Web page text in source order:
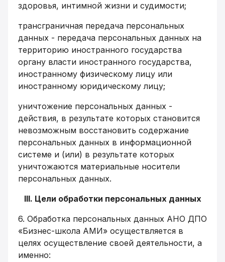
здоровья, интимной жизни и судимости;
трансграничная передача персональных
данных - передача персональных данных на
территорию иностранного государства
органу власти иностранного государства,
иностранному физическому лицу или
иностранному юридическому лицу;
уничтожение персональных данных -
действия, в результате которых становится
невозможным восстановить содержание
персональных данных в информационной
системе и (или) в результате которых
уничтожаются материальные носители
персональных данных.
III. Цели обработки персональных данных
6. Обработка персональных данных АНО ДПО
«Бизнес-школа АМИ» осуществляется в
целях осуществление своей деятельности, а
именно: